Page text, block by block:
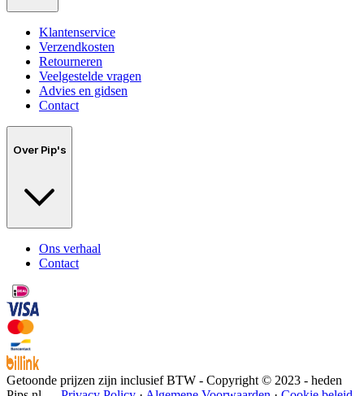
Klantenservice
Verzendkosten
Retourneren
Veelgestelde vragen
Advies en gidsen
Contact
Over Pip's
Ons verhaal
Contact
Getoonde prijzen zijn inclusief BTW - Copyright © 2023 - heden